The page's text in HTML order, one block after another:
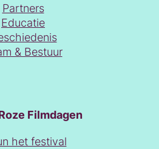
Partners
Educatie
& Bestuur
Filmdagen
het festival